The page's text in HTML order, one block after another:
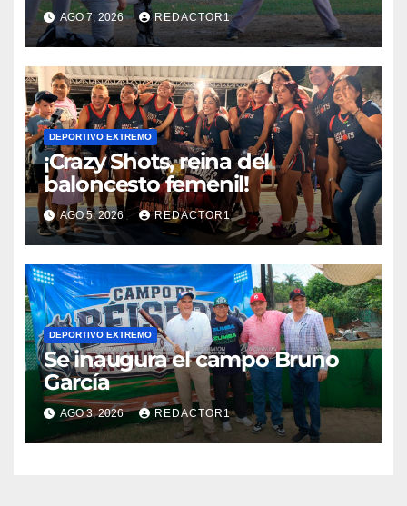
AGO 7, 2026 REDACTOR1
DEPORTIVO EXTREMO
¡Crazy Shots, reina del
baloncesto femenil!
AGO 5, 2026 REDACTOR1
DEPORTIVO EXTREMO
Se inaugura el campo Bruno
García
AGO 3, 2026 REDACTOR1